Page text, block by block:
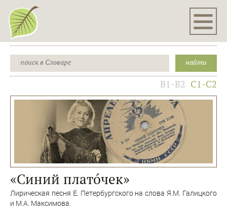
B1-B2 C1-C2
«Синий платóчек»
Лирическая песня Е. Петербургского на слова Я.М. Галицкого
и М.А. Максимова.